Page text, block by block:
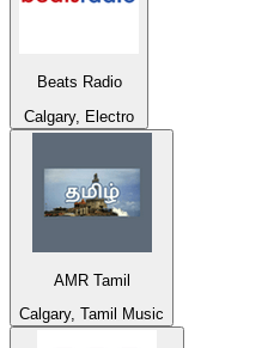
Beats Radio
Calgary, Electro
AMR Tamil
Calgary, Tamil Music